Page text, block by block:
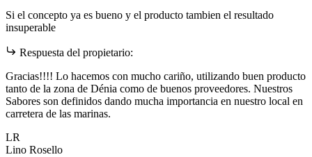
Si el concepto ya es bueno y el producto tambien el resultado
insuperable
Respuesta del propietario:
Gracias!!!! Lo hacemos con mucho cariño, utilizando buen producto
tanto de la zona de Dénia como de buenos proveedores. Nuestros
Sabores son definidos dando mucha importancia en nuestro local en
carretera de las marinas.
LR
Lino Rosello